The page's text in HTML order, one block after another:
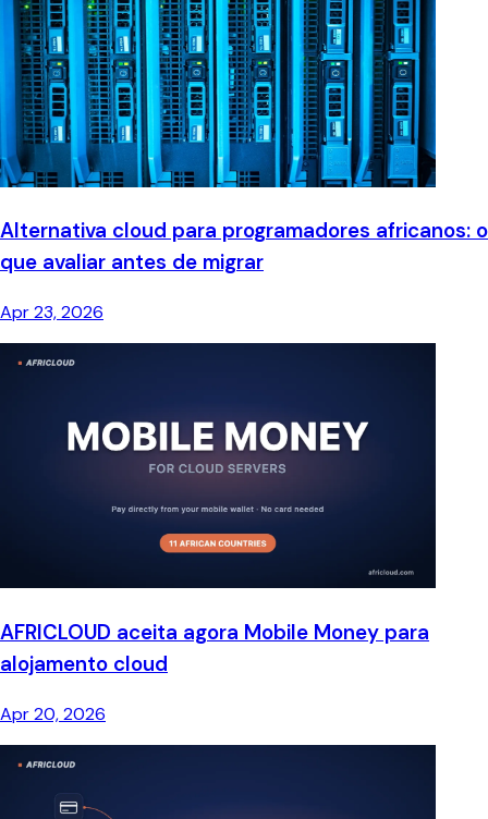
Alternativa cloud para programadores africanos: o
que avaliar antes de migrar
Apr 23, 2026
AFRICLOUD aceita agora Mobile Money para
alojamento cloud
Apr 20, 2026